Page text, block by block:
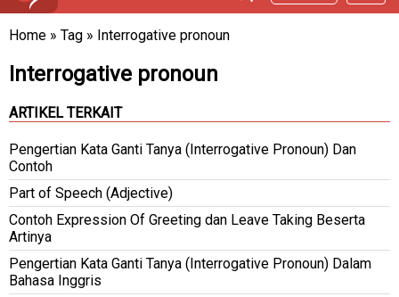
Home » Tag » Interrogative pronoun
Interrogative pronoun
ARTIKEL TERKAIT
Pengertian Kata Ganti Tanya (Interrogative Pronoun) Dan
Contoh
Part of Speech (Adjective)
Contoh Expression Of Greeting dan Leave Taking Beserta
Artinya
Pengertian Kata Ganti Tanya (Interrogative Pronoun) Dalam
Bahasa Inggris